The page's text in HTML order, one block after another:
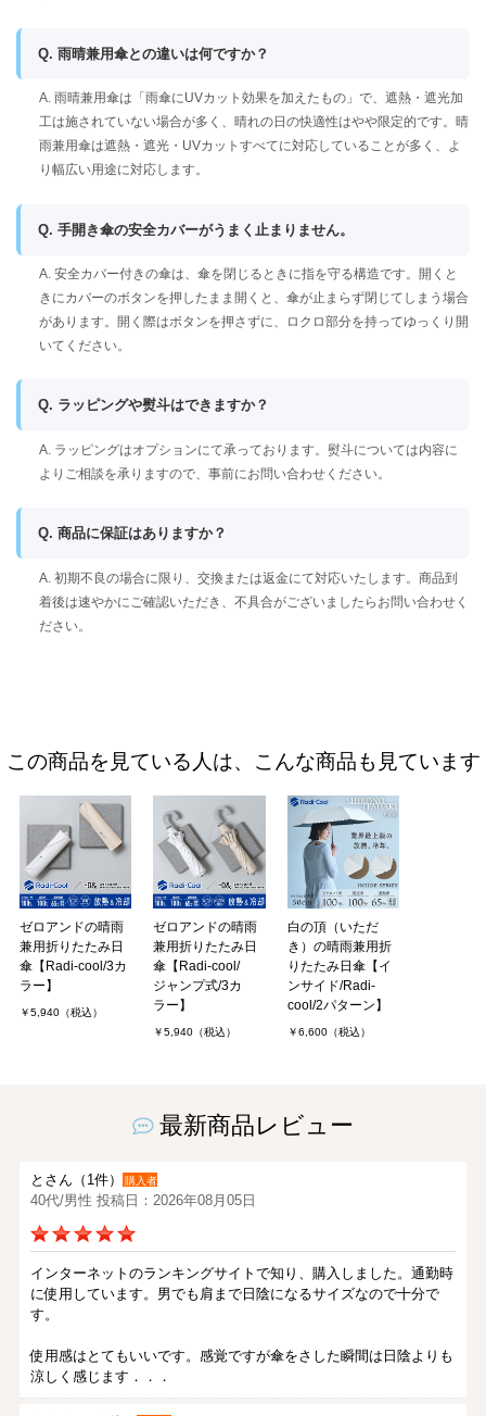
Q. 雨晴兼用傘との違いは何ですか？
A. 雨晴兼用傘は「雨傘にUVカット効果を加えたもの」で、遮熱・遮光加
工は施されていない場合が多く、晴れの日の快適性はやや限定的です。晴
雨兼用傘は遮熱・遮光・UVカットすべてに対応していることが多く、よ
り幅広い用途に対応します。
Q. 手開き傘の安全カバーがうまく止まりません。
A. 安全カバー付きの傘は、傘を閉じるときに指を守る構造です。開くと
きにカバーのボタンを押したまま開くと、傘が止まらず閉じてしまう場合
があります。開く際はボタンを押さずに、ロクロ部分を持ってゆっくり開
いてください。
Q. ラッピングや熨斗はできますか？
A. ラッピングはオプションにて承っております。熨斗については内容に
よりご相談を承りますので、事前にお問い合わせください。
Q. 商品に保証はありますか？
A. 初期不良の場合に限り、交換または返金にて対応いたします。商品到
着後は速やかにご確認いただき、不具合がございましたらお問い合わせく
ださい。
この商品を見ている人は、こんな商品も見ています
ゼロアンドの晴雨
兼用折りたたみ日
傘【Radi-cool/3カ
ラー】
￥5,940（税込）
ゼロアンドの晴雨
兼用折りたたみ日
傘【Radi-cool/
ジャンプ式/3カ
ラー】
￥5,940（税込）
白の頂（いただ
き）の晴雨兼用折
りたたみ日傘【イ
ンサイド/Radi-
cool/2パターン】
￥6,600（税込）
最新商品レビュー
とさん（1件） 購入者
40代/男性 投稿日：2026年08月05日
インターネットのランキングサイトで知り、購入しました。通勤時
に使用しています。男でも肩まで日陰になるサイズなので十分で
す。
使用感はとてもいいです。感覚ですが傘をさした瞬間は日陰よりも
涼しく感じます．．．